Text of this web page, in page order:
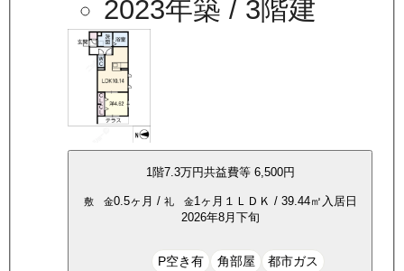
2023年築 / 3階建
1階7.3万円共益費等 6,500円
敷 金0.5ヶ月 / 礼 金1ヶ月 １ＬＤＫ / 39.44㎡ 入居日
2026年8月下旬
P空き有 角部屋 都市ガス